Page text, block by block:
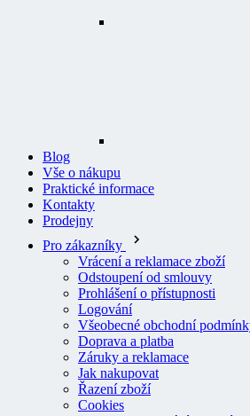
Vše o nákupu
Praktické informace
Kontakty
Prodejny
Pro zákazníky
Vrácení a reklamace zboží
Odstoupení od smlouvy
Prohlášení o přístupnosti
Logování
Všeobecné obchodní podmínky
Doprava a platba
Záruky a reklamace
Jak nakupovat
Řazení zboží
Cookies
Pravidla zpracování recenzí
Ochrana osobních údajů